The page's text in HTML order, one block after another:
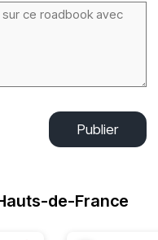
Publier
de-France